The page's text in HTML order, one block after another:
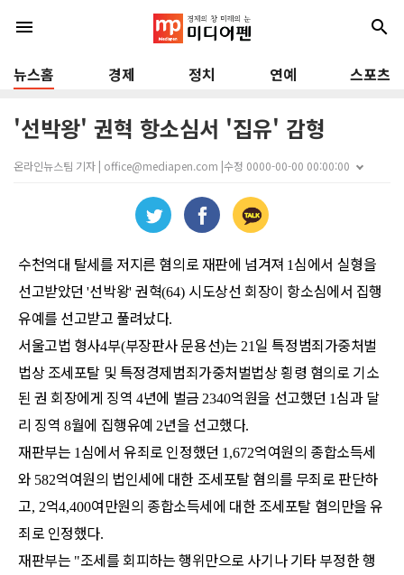
menu search
뉴스홈 경제 정치 연예 스포츠
'선박왕' 권혁 항소심서 '집유' 감형
온라인뉴스팀 기자 | office@mediapen.com |수정 0000-00-00 00:00:00
수천억대 탈세를 저지른 혐의로 재판에 넘겨져 1심에서 실형을
선고받았던'선박왕'권혁(64) 시도상선 회장이 항소심에서 집행
유예를 선고받고 풀려났다.
서울고법 형사4부(부장판사 문용선)는21 일 특정범죄가중처벌
법상 조세포탈 및 특정경제범죄가중처벌법상 횡령 혐의로 기소
된 권 회장에게 징역 4년에 벌금2340억원을 선고했던 1심과 달
리 징역 8월에 집행유예2년을 선고했다.
재판부는 1심에서 유죄로 인정했던 1,672억여원의 종합소득세
와 582억여원의 법인세에 대한 조세포탈 혐의를 무죄로 판단하
고, 2억4,400여만원의 종합소득세에 대한 조세포탈 혐의만을 유
죄로 인정했다.
재판부는 "조세를 회피하는 행위만으로 사기나 기타 부정한 행